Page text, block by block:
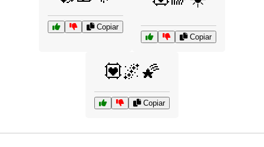
Copiar
Copiar
💟🌌🌠
Copiar